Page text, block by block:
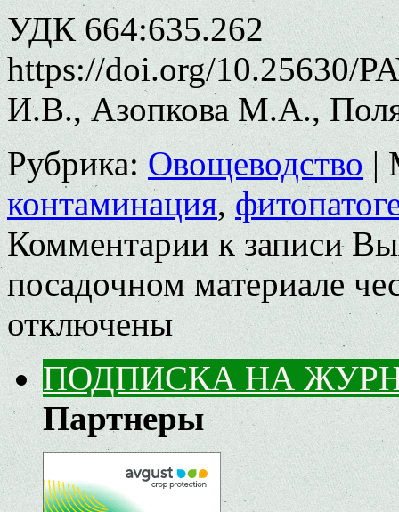
УДК 664:635.262
https://doi.org/10.25630/
И.В., Азопкова М.А.,
Рубрика: Овощеводство |
контаминация,
Комментариик записи
посадочном материале
отключены
ПОДПИСКА НА
Партнеры